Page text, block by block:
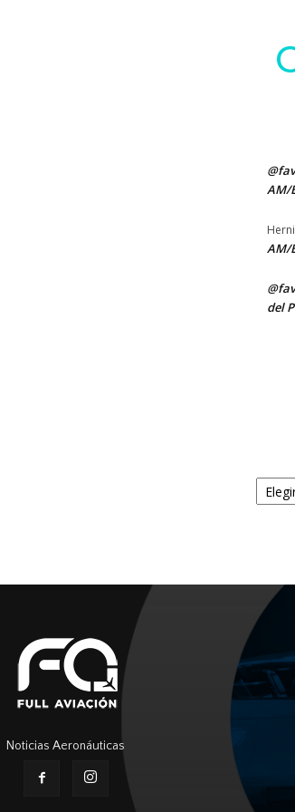
AM/
Herni
AM/
del
Noticias Aeronáuticas